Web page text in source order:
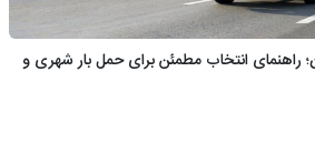
راهنمای انتخاب مطمئن برای حمل بار شهری و